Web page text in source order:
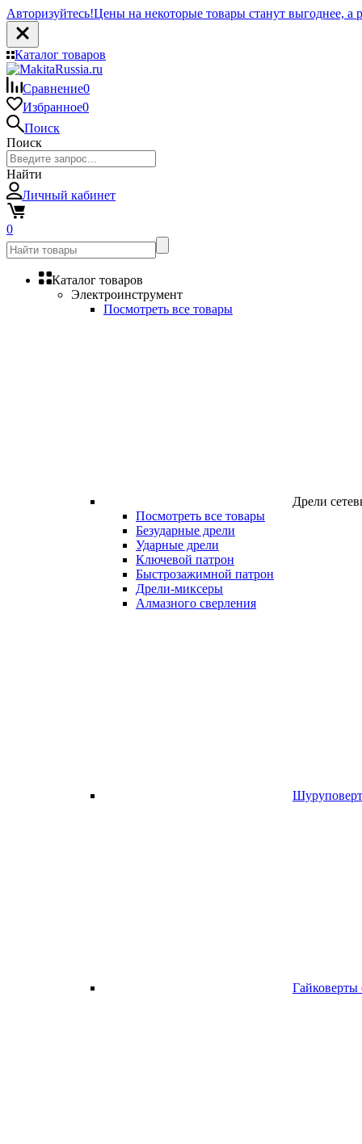
Авторизуйтесь!Цены на некоторые товары станут выгоднее, а
Каталог товаров
Сравнение0
Избранное0
Поиск
Поиск
Найти
Личный кабинет
0
Каталог товаров
Электроинструмент
Посмотреть все товары
Дрели
Посмотреть все товары
Безударные дрели
Ударные дрели
Ключевой патрон
Быстрозажимной патрон
Дрели-миксеры
Алмазного сверления
Гайковерты